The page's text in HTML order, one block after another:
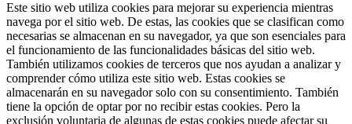
Este sitio web utiliza cookies para mejorar su experiencia mientras
navega por el sitio web. De estas, las cookies que se clasifican como
necesarias se almacenan en su navegador, ya que son esenciales para
el funcionamiento de las funcionalidades básicas del sitio web.
También utilizamos cookies de terceros que nos ayudan a analizar y
comprender cómo utiliza este sitio web. Estas cookies se
almacenarán en su navegador solo con su consentimiento. También
tiene la opción de optar por no recibir estas cookies. Pero la
exclusión voluntaria de algunas de estas cookies puede afectar su